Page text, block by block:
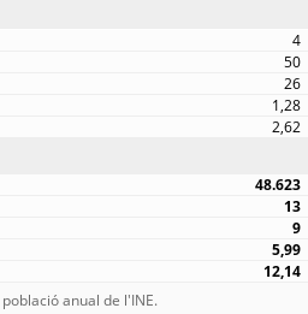
4
50
26
1,28
2,62
48.623
13
9
5,99
12,14
anual de l'INE.